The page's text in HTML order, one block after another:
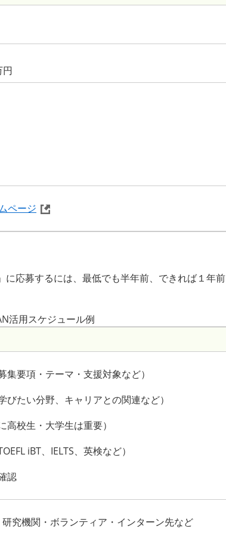
円
ページ​
に応募するには、最低でも半年前、できれば１年前
活用スケジュール例
集要項・テーマ・支援対象など）
びたい分野、キャリアとの関連など）
高校生・大学生は重要）
iBT、IELTS、英検など）
認
究機関・ボランティア・インターン先など